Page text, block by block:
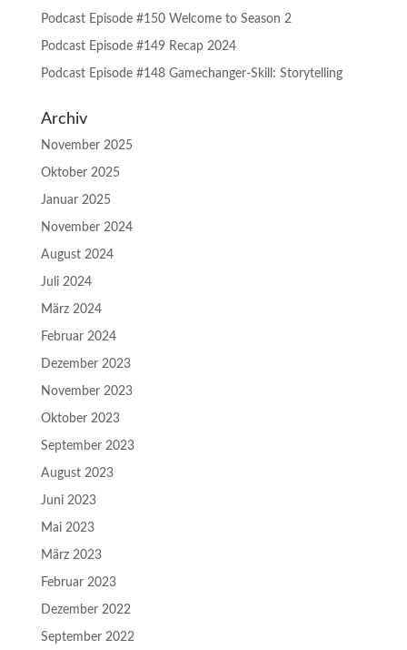
Podcast Episode #150 Welcome to Season 2
Podcast Episode #149 Recap 2024
Podcast Episode #148 Gamechanger-Skill: Storytelling
Archiv
November 2025
Oktober 2025
Januar 2025
November 2024
August 2024
Juli 2024
März 2024
Februar 2024
Dezember 2023
November 2023
Oktober 2023
September 2023
August 2023
Juni 2023
Mai 2023
März 2023
Februar 2023
Dezember 2022
September 2022